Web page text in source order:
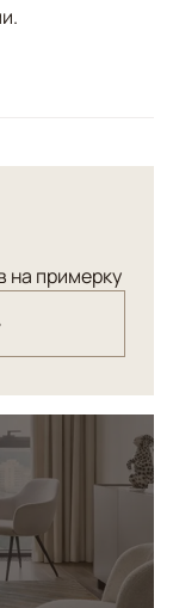
где важны
делают
на примерку